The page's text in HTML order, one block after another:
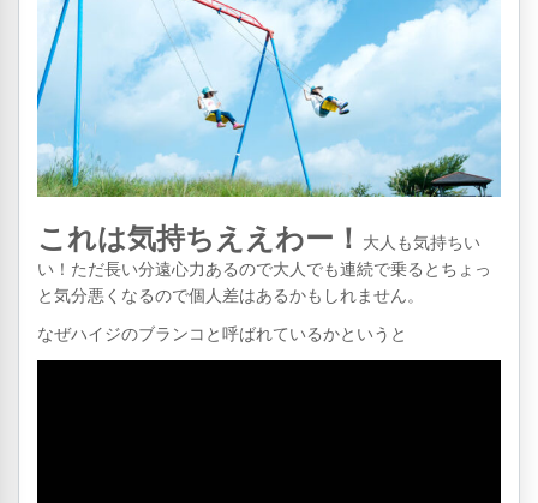
これは気持ちええわー！ 大人も気持ちい
い！ただ長い分遠心力あるので大人でも連続で乗るとちょっ
と気分悪くなるので個人差はあるかもしれません。
なぜハイジのブランコと呼ばれているかというと